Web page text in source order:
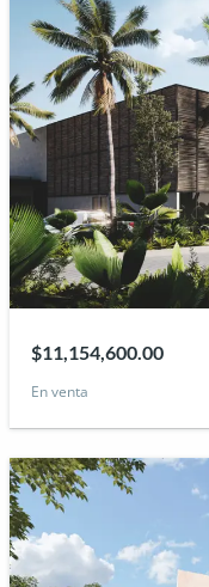
$11,154,600.00
En venta